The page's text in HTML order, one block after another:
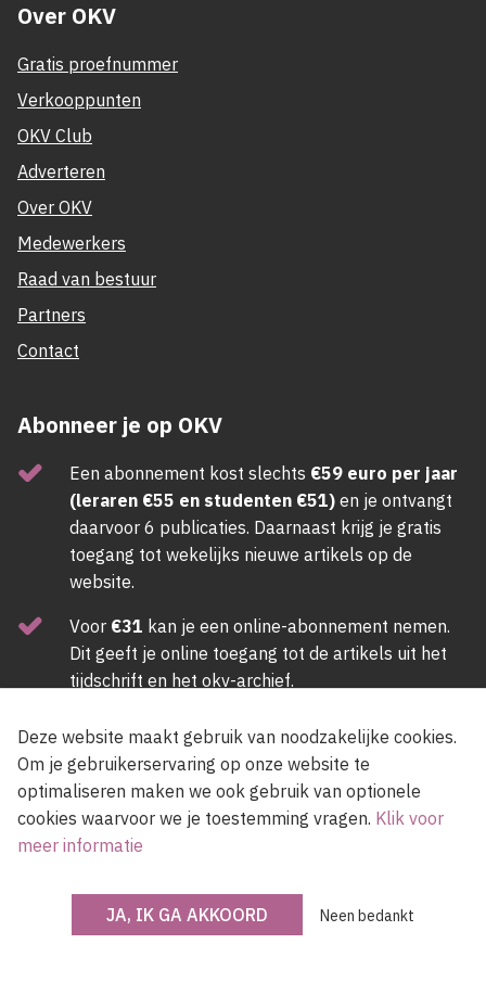
Over OKV
Gratis proefnummer
Verkooppunten
OKV Club
Adverteren
Over OKV
Medewerkers
Raad van bestuur
Partners
Contact
Abonneer je op OKV
Een abonnement kost slechts €59 euro per jaar
(leraren €55 en studenten €51) en je ontvangt
daarvoor 6 publicaties. Daarnaast krijg je gratis
toegang tot wekelijks nieuwe artikels op de
website.
Voor €31 kan je een online-abonnement nemen.
Dit geeft je online toegang tot de artikels uit het
tijdschrift en het okv-archief.
ABONNEER NU
Newsletter
Voer een e-mailadres in, lees en accepteer de gebruiksvoorwaarden van de
Deze website maakt gebruik van noodzakelijke cookies.
Om je gebruikerservaring op onze website te
optimaliseren maken we ook gebruik van optionele
cookies waarvoor we je toestemming vragen. Klik voor
meer informatie
JA, IK GA AKKOORD Neen bedankt